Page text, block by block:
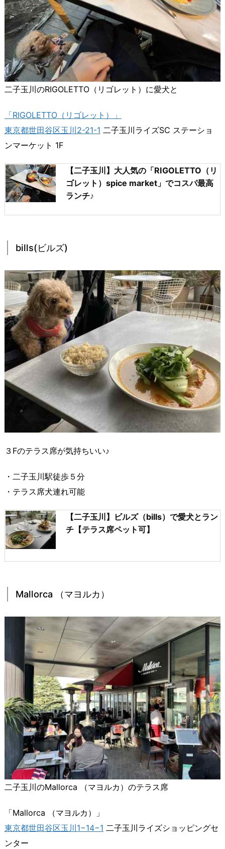
二子玉川のRIGOLETTO（リゴレット）に愛犬と
「RIGOLETTO（リゴレット）」
東京都世田谷区玉川2-21-1 二子玉川ライズSC ステーショ
ンマーケット 1F
【二子玉川】大人気の「RIGOLETTO（リ
ゴレット）spice market」でコスパ最高
ランチ♪
bills(ビルズ)
３Fのテラス席が気持ちいい♪
・二子玉川駅徒歩５分
・テラス席犬連れ可能
【二子玉川】ビルズ（bills）で愛犬とラン
チ【テラス席ペット可】
Mallorca （マヨルカ）
二子玉川のMallorca （マヨルカ）のテラス席
「Mallorca （マヨルカ）」
東京都世田谷区玉川1−14−1 二子玉川ライズショッピングセ
ンター